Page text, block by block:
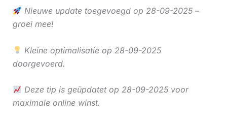
Nieuwe update toegevoegd op 28-09-2025 –
groei mee!
Kleine optimalisatie op 28-09-2025
doorgevoerd.
Deze tip is geüpdatet op 28-09-2025 voor
maximale online winst.